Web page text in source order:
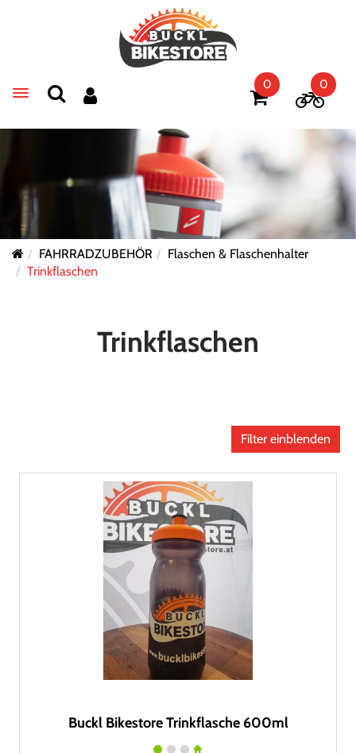
Toggle navigation
0 0
FAHRRADZUBEHÖR
Flaschen & Flaschenhalter
Trinkflaschen
Trinkflaschen
Filter einblenden
Buckl Bikestore Trinkflasche 600ml